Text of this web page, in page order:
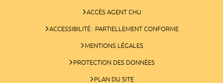
ACCÈS AGENT CHU
ACCESSIBILITÉ : PARTIELLEMENT CONFORME
MENTIONS LÉGALES
PROTECTION DES DONNÉES
PLAN DU SITE